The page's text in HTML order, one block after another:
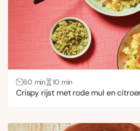
Pizza
Snel recept
Stamppot
60 min 10 min
Crispy rijst met rode mul en